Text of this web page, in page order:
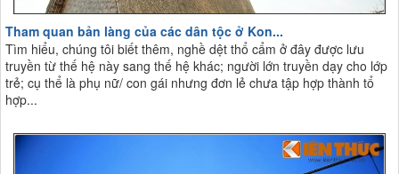
Tham quan bản làng của các dân tộc ở Kon...
Tìm hiểu, chúng tôi biết thêm, nghề dệt thổ cẩm ở đây được lưu
truyền từ thế hệ này sang thế hệ khác; người lớn truyền dạy cho lớp
trẻ; cụ thể là phụ nữ/ con gái nhưng đơn lẻ chưa tập hợp thành tổ
hợp...